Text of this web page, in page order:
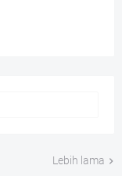
Lebih lama